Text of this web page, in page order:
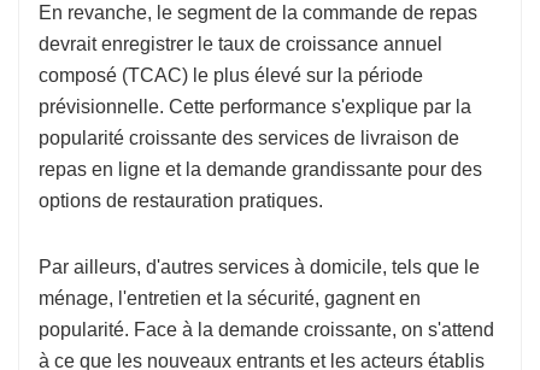
En revanche, le segment de la commande de repas
devrait enregistrer le taux de croissance annuel
composé (TCAC) le plus élevé sur la période
prévisionnelle. Cette performance s'explique par la
popularité croissante des services de livraison de
repas en ligne et la demande grandissante pour des
options de restauration pratiques.
Par ailleurs, d'autres services à domicile, tels que le
ménage, l'entretien et la sécurité, gagnent en
popularité. Face à la demande croissante, on s'attend
à ce que les nouveaux entrants et les acteurs établis